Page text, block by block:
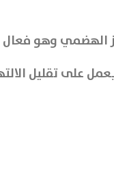
وهو فعال
على تقليل